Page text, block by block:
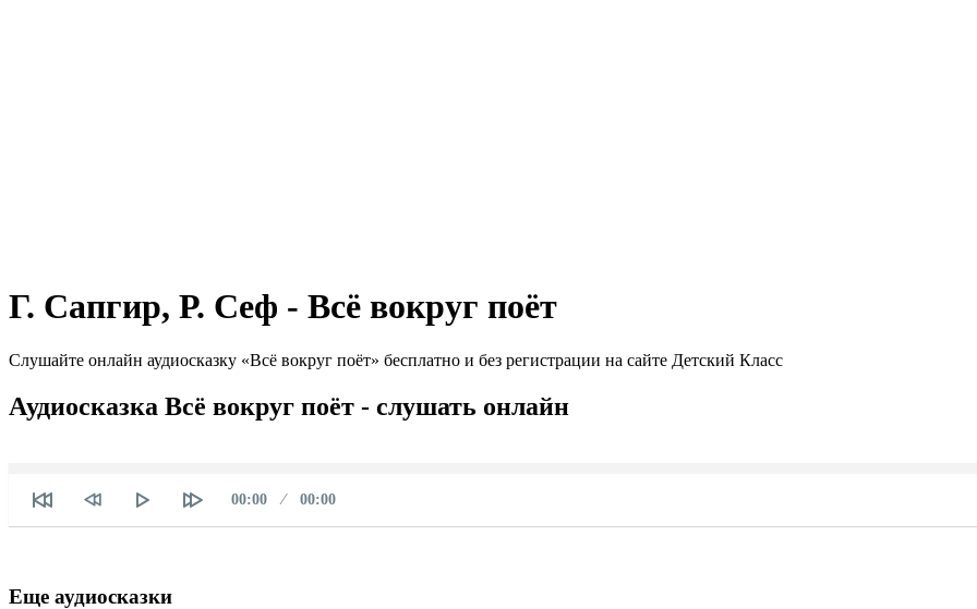
Г. Сапгир, Р. Сеф - Всё вокруг поёт
Слушайте онлайн аудиосказку «Всё вокруг поёт» бесплатно и без регистрации на сайте Детский Класс
Аудиосказка Всё вокруг поёт - слушать онлайн
Текущее
00:00 Продолжительность
00:00
Еще аудиосказки